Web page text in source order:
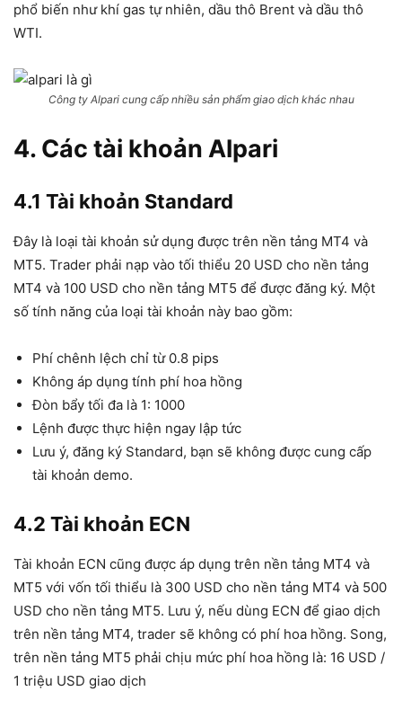
phổ biến như khí gas tự nhiên, dầu thô Brent và dầu thô
WTI.
Công ty Alpari cung cấp nhiều sản phẩm giao dịch khác nhau
4. Các tài khoản Alpari
4.1 Tài khoản Standard
Đây là loại tài khoản sử dụng được trên nền tảng MT4 và
MT5. Trader phải nạp vào tối thiểu 20 USD cho nền tảng
MT4 và 100 USD cho nền tảng MT5 để được đăng ký. Một
số tính năng của loại tài khoản này bao gồm:
Phí chênh lệch chỉ từ 0.8 pips
Không áp dụng tính phí hoa hồng
Đòn bẩy tối đa là 1: 1000
Lệnh được thực hiện ngay lập tức
Lưu ý, đăng ký Standard, bạn sẽ không được cung cấp
tài khoản demo.
4.2 Tài khoản ECN
Tài khoản ECN cũng được áp dụng trên nền tảng MT4 và
MT5 với vốn tối thiểu là 300 USD cho nền tảng MT4 và 500
USD cho nền tảng MT5. Lưu ý, nếu dùng ECN để giao dịch
trên nền tảng MT4, trader sẽ không có phí hoa hồng. Song,
trên nền tảng MT5 phải chịu mức phí hoa hồng là: 16 USD /
1 triệu USD giao dịch